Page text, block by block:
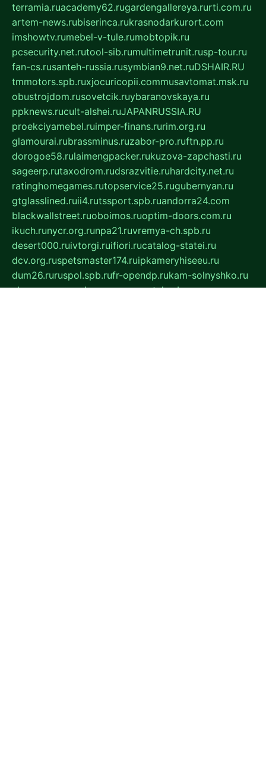
terramia.ruacademy62.rugardengallereya.rurti.com.ru
artem-news.rubiserinca.rukrasnodarkurort.com
imshowtv.rumebel-v-tule.rumobtopik.ru
pcsecurity.net.rutool-sib.rumultimetrunit.rusp-tour.ru
fan-cs.rusanteh-russia.rusymbian9.net.ruDSHAIR.RU
tmmotors.spb.ruxjocuricopii.commusavtomat.msk.ru
obustrojdom.rusovetcik.ruybaranovskaya.ru
ppknews.rucult-alshei.ruJAPANRUSSIA.RU
proekciyamebel.ruimper-finans.rurim.org.ru
glamourai.rubrassminus.ruzabor-pro.ruftn.pp.ru
dorogoe58.rulaimengpacker.rukuzova-zapchasti.ru
sageerp.rutaxodrom.rudsrazvitie.ruhardcity.net.ru
ratinghomegames.rutopservice25.rugubernyan.ru
gtglasslined.ruii4.rutssport.spb.ruandorra24.com
blackwallstreet.ruoboimos.ruoptim-doors.com.ru
ikuch.runycr.org.runpa21.ruvremya-ch.spb.ru
desert000.ruivtorgi.ruifiori.rucatalog-statei.ru
dcv.org.ruspetsmaster174.ruipkameryhiseeu.ru
dum26.ruruspol.spb.rufr-opendp.rukam-solnyshko.ru
cheyenne-arapaho.rusevzapmetal.spb.ru